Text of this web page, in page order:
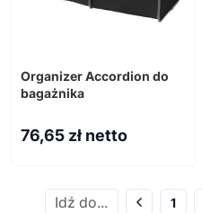
Organizer Accordion do
bagażnika
76,65 zł netto
1